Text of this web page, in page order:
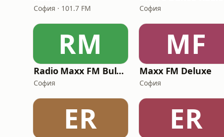
София · 101.7 FM София
RM
Radio Maxx FM Bulgaria
София
MF
Maxx FM Deluxe
София
ER ER